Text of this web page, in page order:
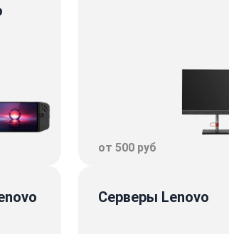
от 500 руб
Серверы Lenovo